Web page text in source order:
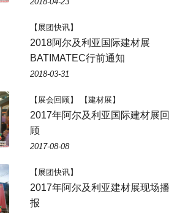
【展团快讯】
2018阿尔及利亚国际建材展
BATIMATEC行前通知
2018-03-31
【展会回顾】 【建材展】
2017年阿尔及利亚国际建材展回
顾
2017-08-08
【展团快讯】
2017年阿尔及利亚建材展现场播
报